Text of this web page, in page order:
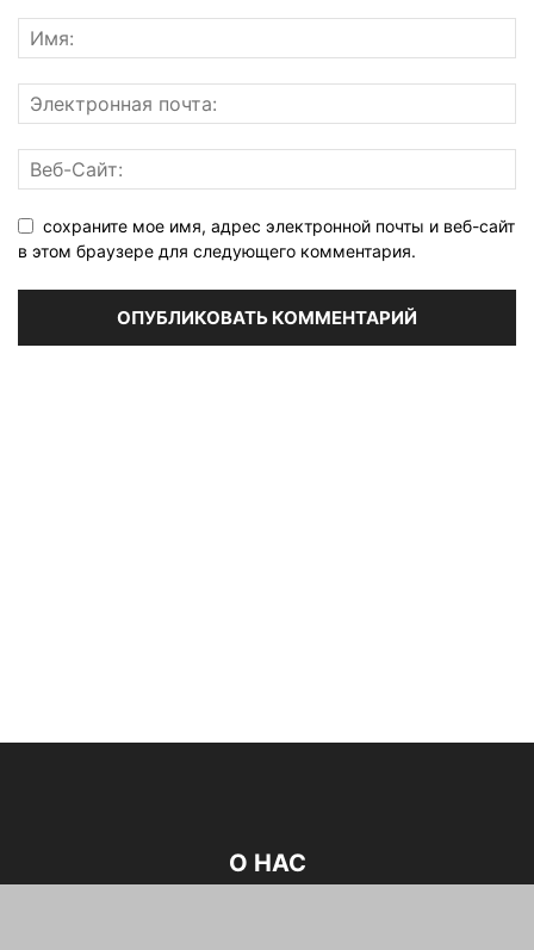
сохраните мое имя, адрес электронной почты и веб-сайт
в этом браузере для следующего комментария.
О НАС